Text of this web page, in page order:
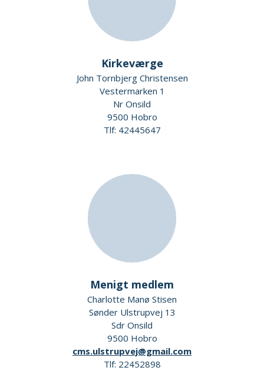
Kirkeværge
John Tornbjerg Christensen
Vestermarken 1
Nr Onsild
9500 Hobro
Tlf: 42445647
Menigt medlem
Charlotte Manø Stisen
Sønder Ulstrupvej 13
Sdr Onsild
9500 Hobro
cms.ulstrupvej@gmail.com
Tlf: 22452898